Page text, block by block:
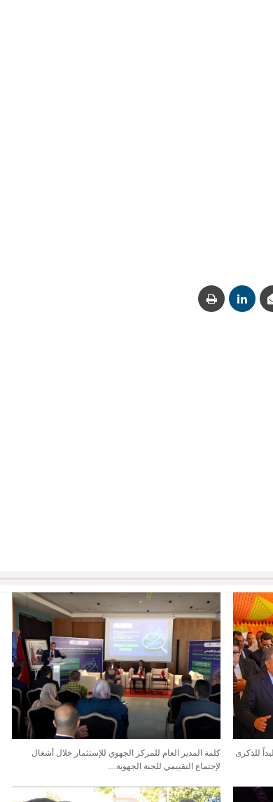
للذكرى
كلمة المدير العام للمركز الجهوي للإستثمار خلال أشغال
لإجتماع التقييمي للجنة الجهوية…